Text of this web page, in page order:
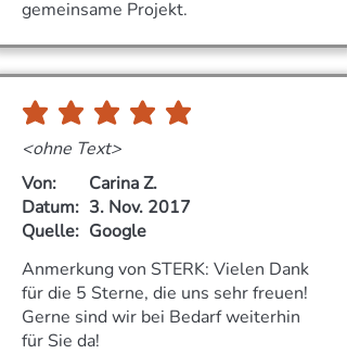
gemeinsame Projekt.
durchschnittliches Rating ist 5 von 5
<ohne Text>
Von:
Carina Z.
Datum: 3. Nov. 2017
Quelle: Google
Anmerkung von STERK: Vielen Dank
für die 5 Sterne, die uns sehr freuen!
Gerne sind wir bei Bedarf weiterhin
für Sie da!